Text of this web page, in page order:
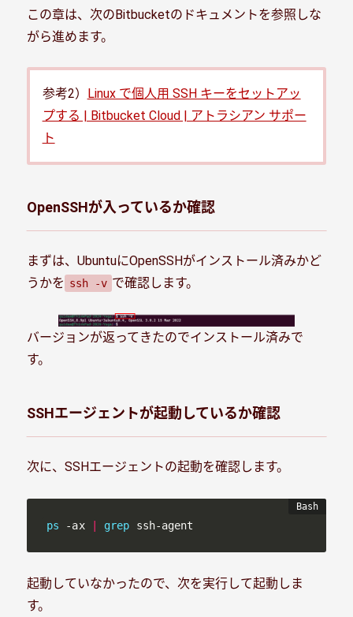
この章は、次のBitbucketのドキュメントを参照しな
がら進めます。
参考2） Linux で個人用 SSH キーをセットアッ
プする | Bitbucket Cloud | アトラシアン サポー
ト
OpenSSHが入っているか確認
まずは、UbuntuにOpenSSHがインストール済みかど
うかを ssh -v で確認します。
バージョンが返ってきたのでインストール済みで
す。
SSHエージェントが起動しているか確認
次に、SSHエージェントの起動を確認します。
ps -ax grep ssh-agent
起動していなかったので、次を実行して起動しま
す。